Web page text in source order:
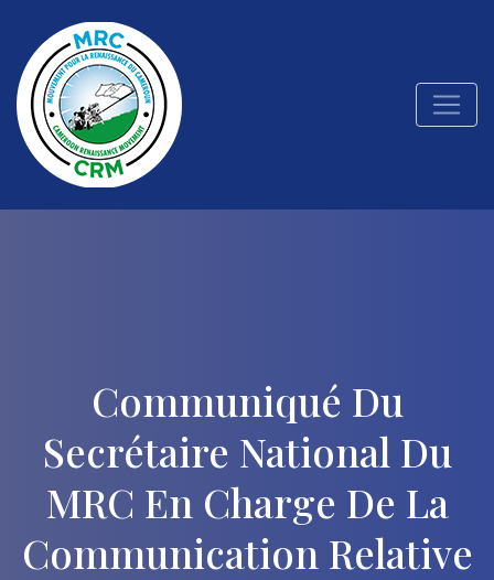
Communiqué Du
Secrétaire National Du
MRC En Charge De La
Communication Relative